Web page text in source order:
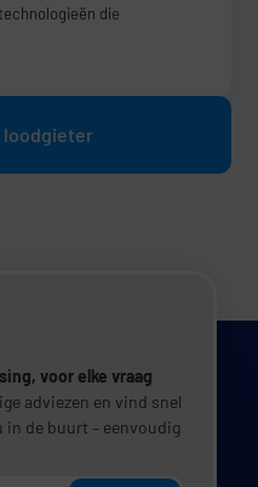
die
loodgieter
voor elke vraag
adviezen en vind snel
in de buurt – eenvoudig